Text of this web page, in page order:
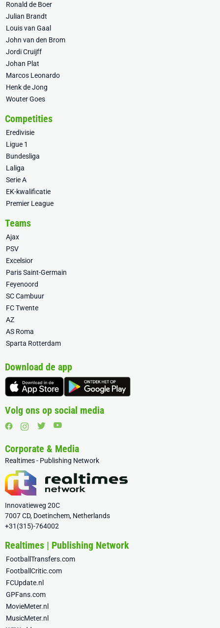
Ronald de Boer
Julian Brandt
Louis van Gaal
John van den Brom
Jordi Cruijff
Johan Plat
Marcos Leonardo
Henk de Jong
Wouter Goes
Competities
Eredivisie
Ligue 1
Bundesliga
Laliga
Serie A
EK-kwalificatie
Premier League
Teams
Ajax
PSV
Excelsior
Paris Saint-Germain
Feyenoord
SC Cambuur
FC Twente
AZ
AS Roma
Sparta Rotterdam
Download de app
Volg ons op social media
Corporate & Media
Realtimes - Publishing Network
Innovatieweg 20C
7007 CD, Doetinchem, Netherlands
+31(315)-764002
Realtimes | Publishing Network
FootballTransfers.com
FootballCritic.com
FCUpdate.nl
GPFans.com
MovieMeter.nl
MusicMeter.nl